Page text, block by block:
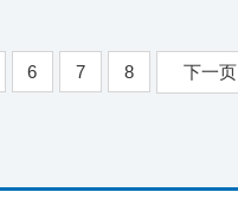
6 7 8 下一页